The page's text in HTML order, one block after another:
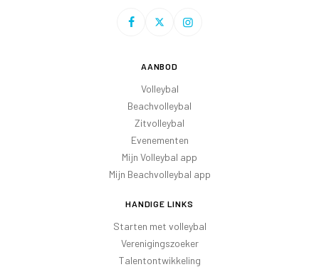
AANBOD
Volleybal
Beachvolleybal
Zitvolleybal
Evenementen
Mijn Volleybal app
Mijn Beachvolleybal app
HANDIGE LINKS
Starten met volleybal
Verenigingszoeker
Talentontwikkeling